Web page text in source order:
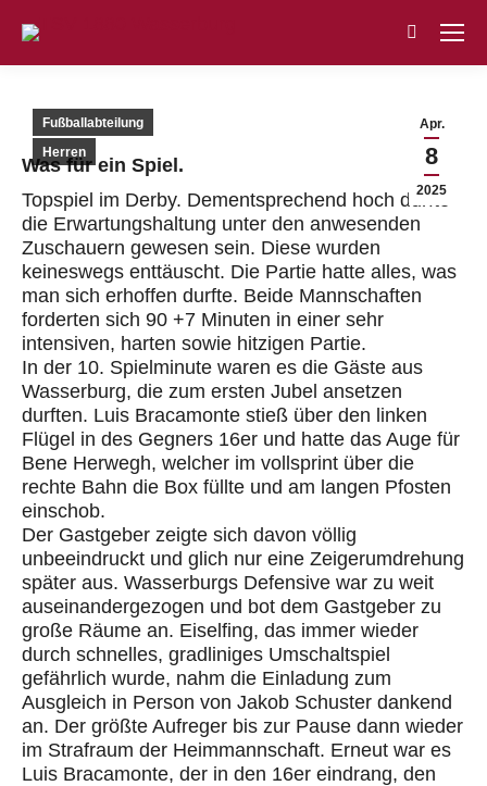
Search:
Apr.
8
2025
Fußballabteilung
Herren
Was für ein Spiel.
Topspiel im Derby. Dementsprechend hoch durfte
die Erwartungshaltung unter den anwesenden
Zuschauern gewesen sein. Diese wurden
keineswegs enttäuscht. Die Partie hatte alles, was
man sich erhoffen durfte. Beide Mannschaften
forderten sich 90 +7 Minuten in einer sehr
intensiven, harten sowie hitzigen Partie.
In der 10. Spielminute waren es die Gäste aus
Wasserburg, die zum ersten Jubel ansetzen
durften. Luis Bracamonte stieß über den linken
Flügel in des Gegners 16er und hatte das Auge für
Bene Herwegh, welcher im vollsprint über die
rechte Bahn die Box füllte und am langen Pfosten
einschob.
Der Gastgeber zeigte sich davon völlig
unbeeindruckt und glich nur eine Zeigerumdrehung
später aus. Wasserburgs Defensive war zu weit
auseinandergezogen und bot dem Gastgeber zu
große Räume an. Eiselfing, das immer wieder
durch schnelles, gradliniges Umschaltspiel
gefährlich wurde, nahm die Einladung zum
Ausgleich in Person von Jakob Schuster dankend
an. Der größte Aufreger bis zur Pause dann wieder
im Strafraum der Heimmannschaft. Erneut war es
Luis Bracamonte, der in den 16er eindrang, den